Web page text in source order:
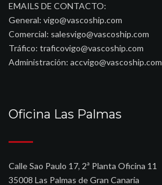
EMAILS DE CONTACTO:
General: vigo@vascoship.com
Comercial: salesvigo@vascoship.com
Tráfico: traficovigo@vascoship.com
Administración: accvigo@vascoship.com
Oficina Las Palmas
Calle Sao Paulo 17, 2ª Planta Oficina 11
35008 Las Palmas de Gran Canaria